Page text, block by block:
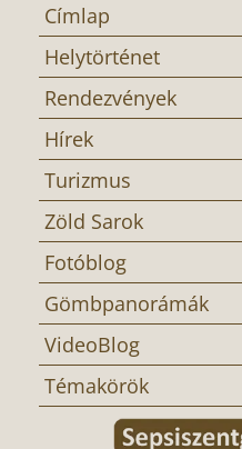
Címlap
Helytörténet
Rendezvények
Hírek
Turizmus
Zöld Sarok
Fotóblog
Gömbpanorámák
VideoBlog
Témakörök